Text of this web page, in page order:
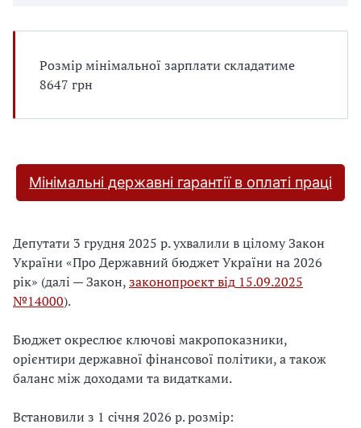
Розмір мінімальної зарплати складатиме
8647 грн
Мінімальні державні гарантії в оплаті праці
Депутати 3 грудня 2025 р. ухвалили в цілому Закон
України «Про Державний бюджет України на 2026
рік» (далі —Закон,законопроєкт від 15.09.2025
№14000).
Бюджет окреслює ключові макропоказники,
орієнтири державної фінансової політики, а також
баланс між доходами та видатками.
Встановили з 1 січня 2026 р. розмір: